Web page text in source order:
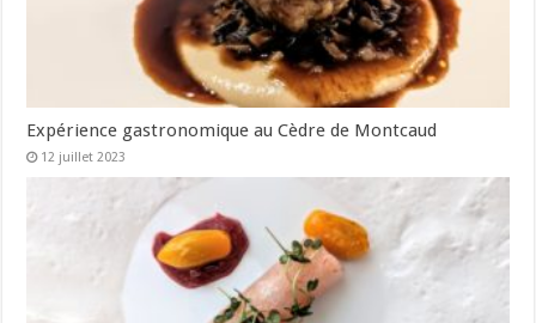
Expérience gastronomique au Cèdre de Montcaud
12 juillet 2023